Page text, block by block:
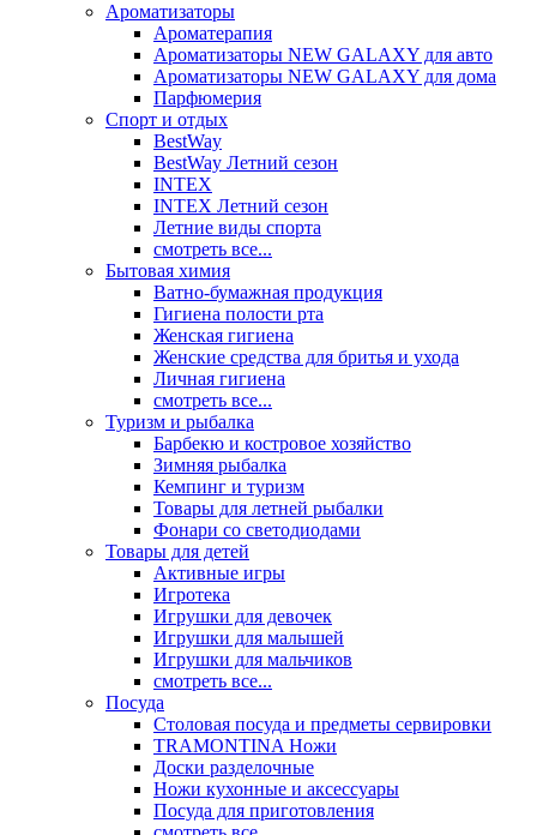
Ароматизаторы
Ароматерапия
Ароматизаторы NEW GALAXY для авто
Ароматизаторы NEW GALAXY для дома
Парфюмерия
Спорт и отдых
BestWay
BestWay Летний сезон
INTEX
INTEX Летний сезон
Летние виды спорта
смотреть все...
Бытовая химия
Ватно-бумажная продукция
Гигиена полости рта
Женская гигиена
Женские средства для бритья и ухода
Личная гигиена
смотреть все...
Туризм и рыбалка
Барбекю и костровое хозяйство
Зимняя рыбалка
Кемпинг и туризм
Товары для летней рыбалки
Фонари со светодиодами
Товары для детей
Активные игры
Игротека
Игрушки для девочек
Игрушки для малышей
Игрушки для мальчиков
смотреть все...
Посуда
Столовая посуда и предметы сервировки
TRAMONTINA Ножи
Доски разделочные
Ножи кухонные и аксессуары
Посуда для приготовления